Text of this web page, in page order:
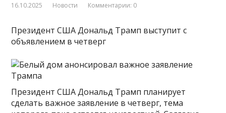
16.10.2025 Новости Комментарии: 0
Президент США Дональд Трамп выступит с
объявлением в четверг
Президент США Дональд Трамп планирует
сделать важное заявление в четверг, тема